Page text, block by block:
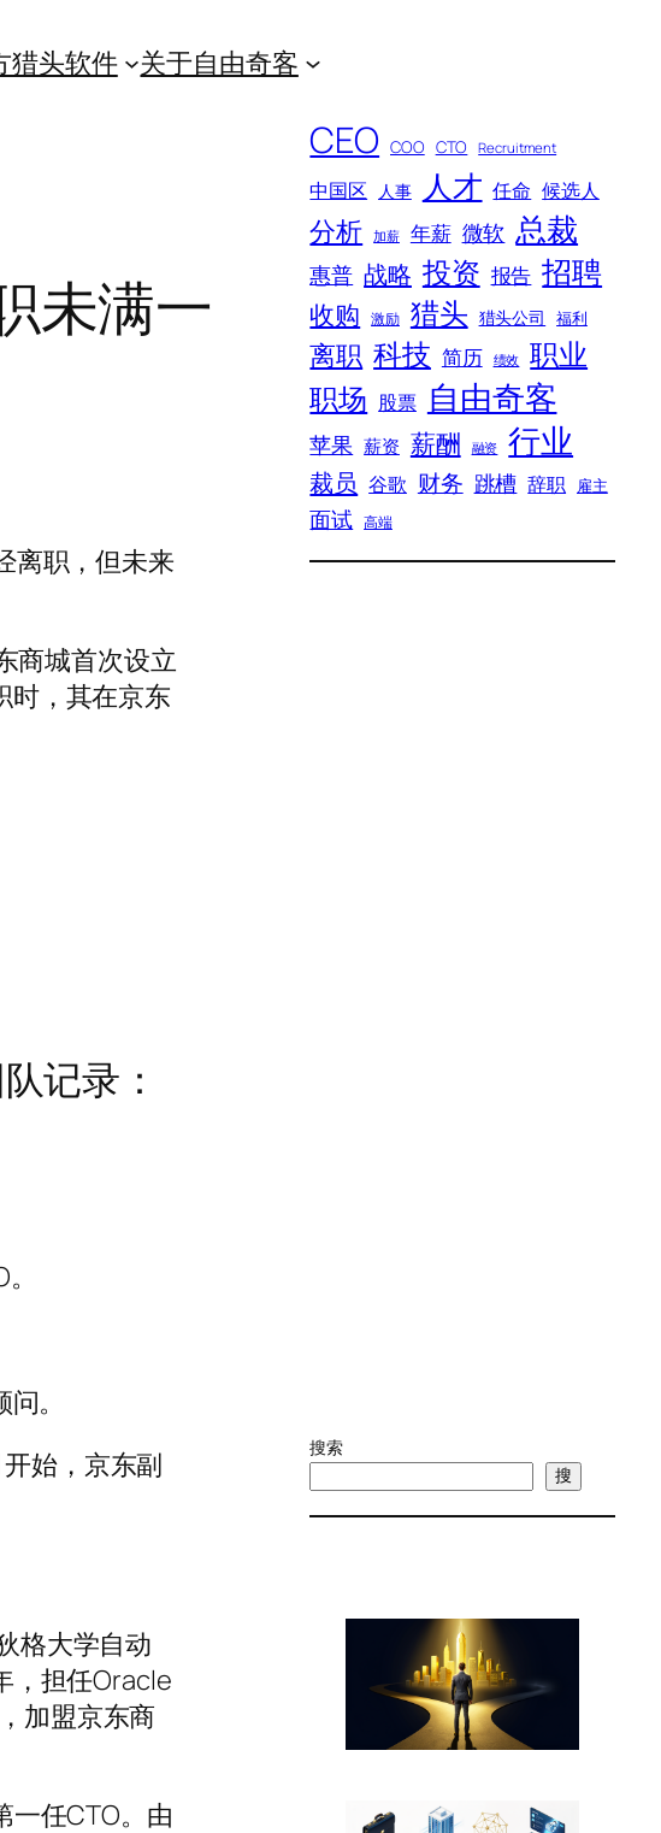
猎头软件 关于自由奇客
未满一
离职，但未来
商城首次设立
时，其在京东
记录：
。
始，京东副
格大学自动
，担任Oracle
加盟京东商
一任CTO。由
CEO COO CTO Recruitment
中国区 人事 人才 任命 候选人
分析 加薪 年薪 微软 总裁
惠普 战略 投资 报告 招聘
收购 激励 猎头 猎头公司 福利
离职 科技 简历 绩效 职业
职场 股票 自由奇客
苹果 薪资 薪酬 融资 行业
裁员 谷歌 财务 跳槽 辞职 雇主
面试 高端
搜索
搜